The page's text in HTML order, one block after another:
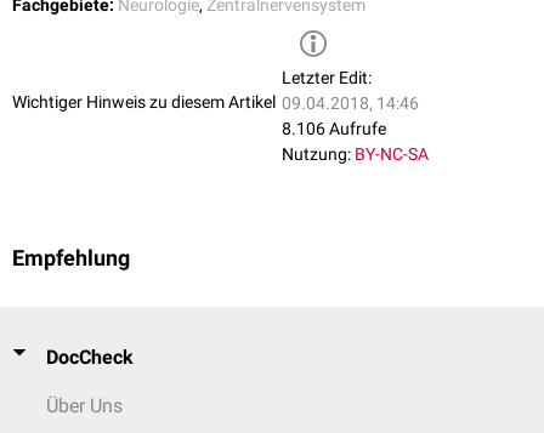
Fachgebiete: Neurologie, Zentralnervensystem
Wichtiger Hinweis zu diesem Artikel
Letzter Edit:
09.04.2018, 14:46
8.106 Aufrufe
Nutzung: BY-NC-SA
Empfehlung
DocCheck
Über Uns